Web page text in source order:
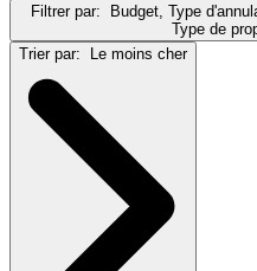
Filtrer par: Budget, Type
Type de
Trier par: Le moins cher